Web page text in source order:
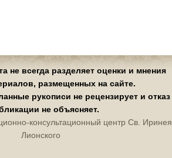
не всегда разделяет оценки и мнения
размещенных на сайте.
рукописи не рецензирует и отказ
не объясняет.
консультационный центр Св. Иринея
Лионского